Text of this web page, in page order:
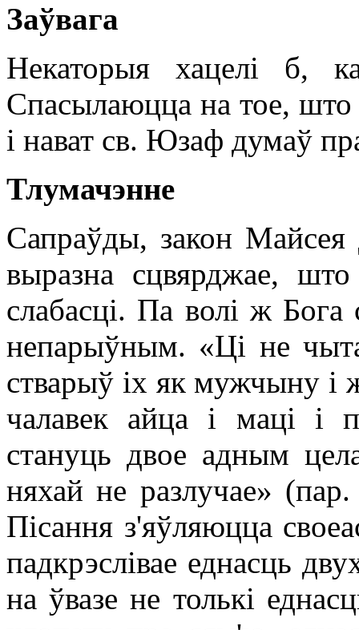
Заўвага
Некаторыя хацелі б,
Спасылаюцца на тое, што
і нават св. Юзаф думаў
Тлумачэнне
Сапраўды, закон Майсея
выразна сцвярджае,
слабасці. Па волі ж Бога
непарыўным. «Ці не
стварыў іх як мужчыну і
чалавек айца і маці і
стануць двое адным
няхай не разлучае»
Пісання з'яўляюцца
падкрэслівае еднасць
на ўвазе не толькі